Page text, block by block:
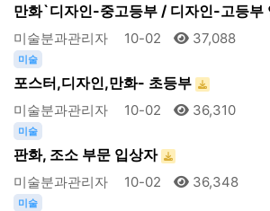
만화`디자인-중고등부 / 디자인-고등부
미술분과관리자 10-02 37,088
미술
포스터,디자인,만화- 초등부
미술분과관리자 10-02 36,310
미술
판화, 조소 부문 입상자
미술분과관리자 10-02 36,348
미술